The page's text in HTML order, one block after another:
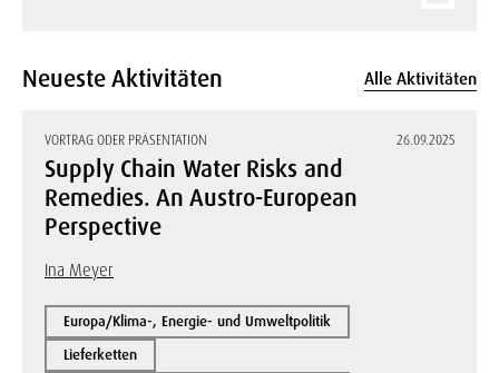
Neueste Aktivitäten Alle Aktivitäten
VORTRAG ODER PRÄSENTATION 26.09.2025
Supply Chain Water Risks and
Remedies. An Austro-European
Perspective
Ina Meyer
Europa/Klima-, Energie- und Umweltpolitik
Lieferketten